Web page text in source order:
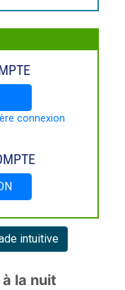
intuitive
la nuit
connexion